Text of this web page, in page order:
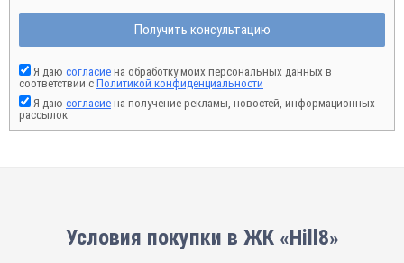
Получить консультацию
Я даю согласие на обработку моих персональных данных в
соответствии с Политикой конфиденциальности
Я даю согласие на получение рекламы, новостей, информационных
рассылок
Условия покупки в ЖК «Hill8»